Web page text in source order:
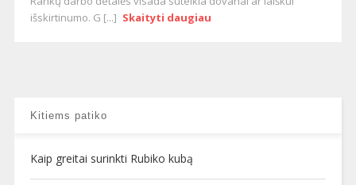
išskirtinumo. G [...] Skaityti daugiau
Kitiems patiko
Kaip greitai surinkti Rubiko kubą